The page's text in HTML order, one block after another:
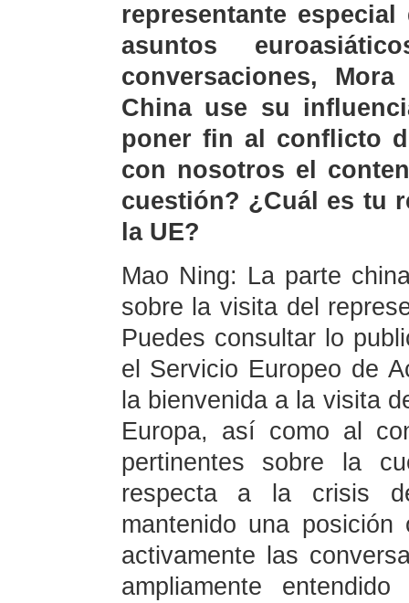
representante
asuntos
conversaciones,
China use su
poner fin al conflicto
con nosotros el
cuestión? ¿Cuál es tu
la UE?
Mao Ning: La parte
sobre la visita del
Puedes consultar lo
el Servicio Europeo de
la bienvenida a la visita
Europa, así como al
pertinentes sobre la
respecta a la crisis
mantenido una
activamente las
ampliamente